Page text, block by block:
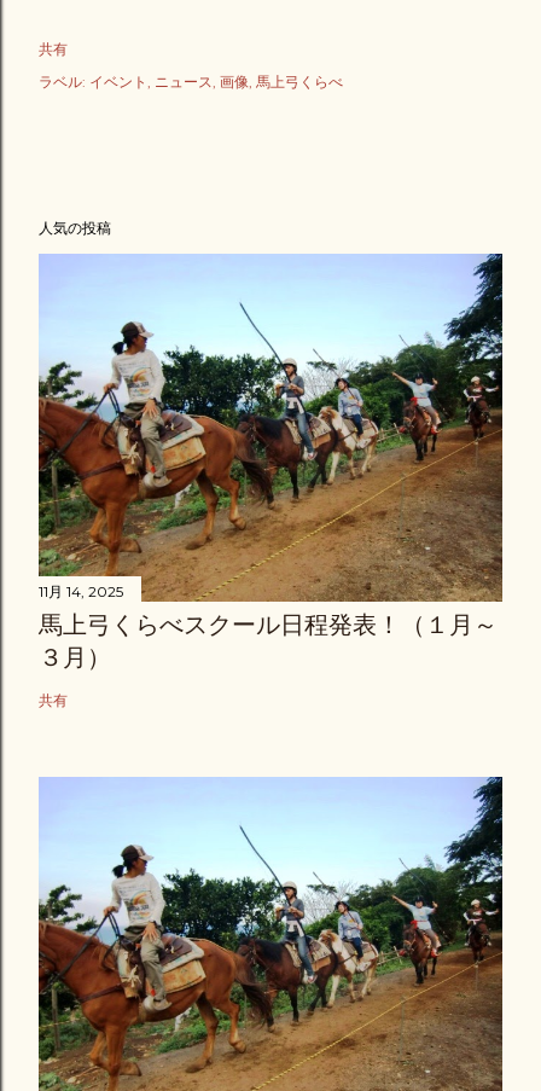
共有
ラベル: イベント ニュース 画像 馬上弓くらべ
人気の投稿
11月 14, 2025
馬上弓くらべスクール日程発表！（１月～
３月）
共有